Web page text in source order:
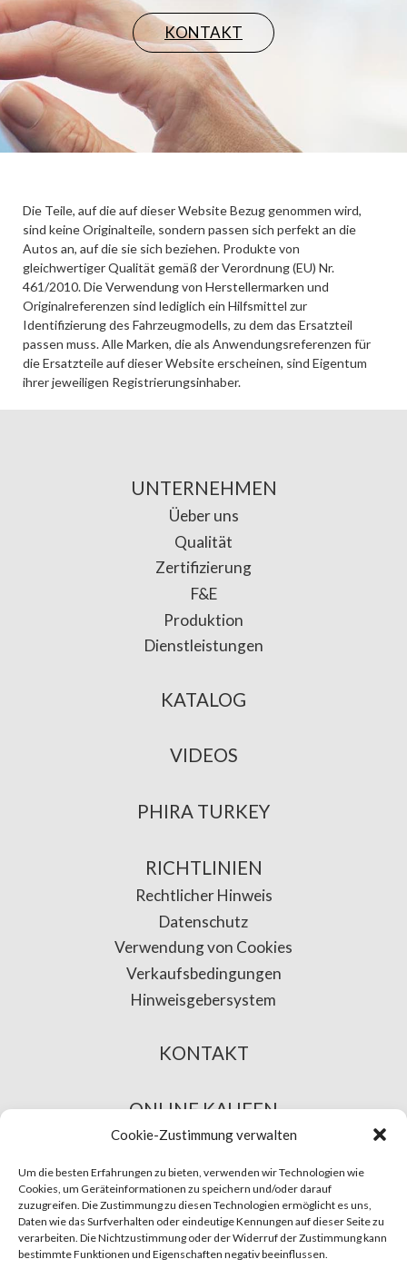
Cookie-Zustimmung verwalten
Um die besten Erfahrungen zu bieten, verwenden wir Technologien wie
Cookies, um Geräteinformationen zu speichern und/oder darauf
zuzugreifen. Die Zustimmung zu diesen Technologien ermöglicht es uns,
Daten wie das Surfverhalten oder eindeutige Kennungen auf dieser Seite zu
verarbeiten. Die Nichtzustimmung oder der Widerruf der Zustimmung kann
bestimmte Funktionen und Eigenschaften negativ beeinflussen.
KONTAKT
Die Teile, auf die auf dieser Website Bezug genommen wird,
sind keine Originalteile, sondern passen sich perfekt an die
Autos an, auf die sie sich beziehen. Produkte von
gleichwertiger Qualität gemäß der Verordnung (EU) Nr.
461/2010. Die Verwendung von Herstellermarken und
Originalreferenzen sind lediglich ein Hilfsmittel zur
Identifizierung des Fahrzeugmodells, zu dem das Ersatzteil
passen muss. Alle Marken, die als Anwendungsreferenzen für
die Ersatzteile auf dieser Website erscheinen, sind Eigentum
ihrer jeweiligen Registrierungsinhaber.
UNTERNEHMEN
Üeber uns
Qualität
Zertifizierung
F&E
Produktion
Dienstleistungen
KATALOG
VIDEOS
PHIRA TURKEY
RICHTLINIEN
Rechtlicher Hinweis
Datenschutz
Verwendung von Cookies
Verkaufsbedingungen
Hinweisgebersystem
KONTAKT
ONLINE KAUFEN